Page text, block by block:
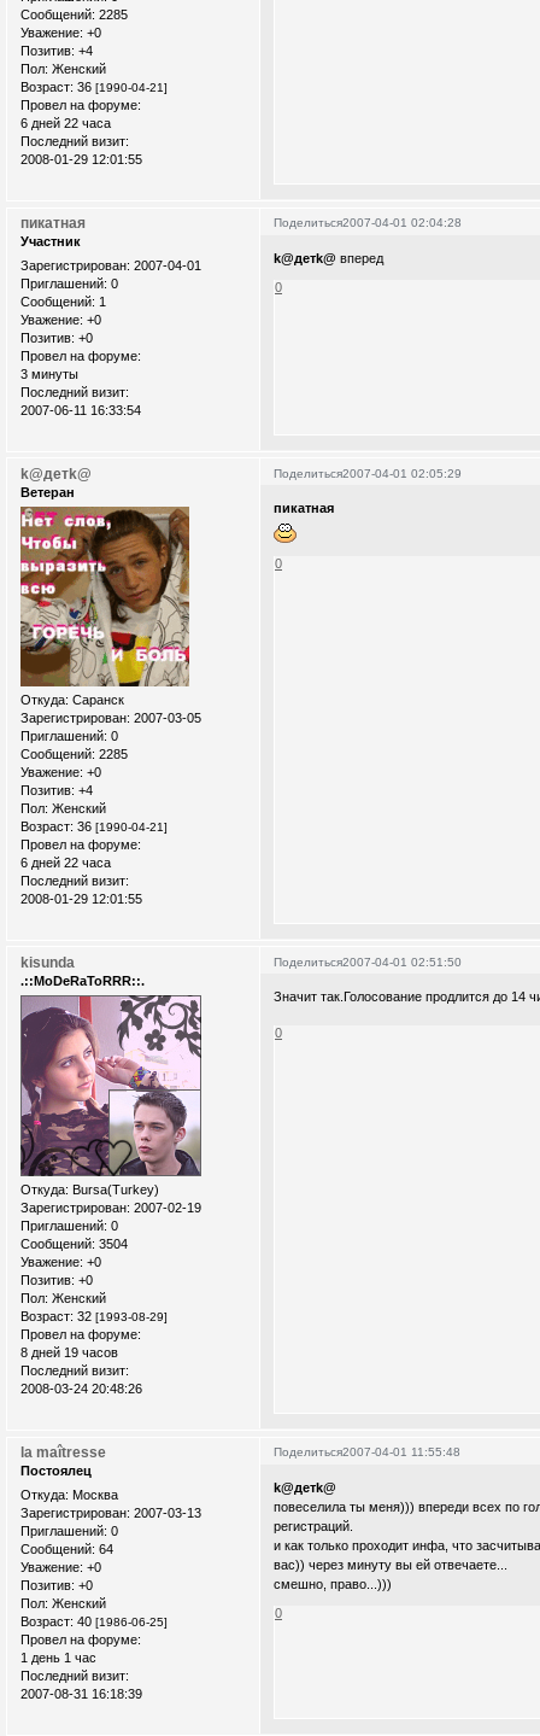
Сообщений: 2285
Уважение: +0
Позитив: +4
Пол: Женский
Возраст: 36 [1990-04-21]
Провел на форуме:
6 дней 22 часа
Последний визит:
2008-01-29 12:01:55
Поделиться2007-04-01 02:04:28
пикатная
Участник
Зарегистрирован: 2007-04-01
Приглашений: 0
Сообщений: 1
Уважение: +0
Позитив: +0
Провел на форуме:
3 минуты
Последний визит:
2007-06-11 16:33:54
k@детk@ вперед
0
Поделиться2007-04-01 02:05:29
k@детk@
Ветеран
Откуда: Саранск
Зарегистрирован: 2007-03-05
Приглашений: 0
Сообщений: 2285
Уважение: +0
Позитив: +4
Пол: Женский
Возраст: 36 [1990-04-21]
Провел на форуме:
6 дней 22 часа
Последний визит:
2008-01-29 12:01:55
пикатная
0
Поделиться2007-04-01 02:51:50
kisunda
.::MoDeRaToRRR::.
Откуда: Bursa(Turkey)
Зарегистрирован: 2007-02-19
Приглашений: 0
Сообщений: 3504
Уважение: +0
Позитив: +0
Пол: Женский
Возраст: 32 [1993-08-29]
Провел на форуме:
8 дней 19 часов
Последний визит:
2008-03-24 20:48:26
Значит так.Голосование продлится до 14
0
Поделиться2007-04-01 11:55:48
la maîtresse
Постоялец
Откуда: Москва
Зарегистрирован: 2007-03-13
Приглашений: 0
Сообщений: 64
Уважение: +0
Позитив: +0
Пол: Женский
Возраст: 40 [1986-06-25]
Провел на форуме:
1 день 1 час
Последний визит:
2007-08-31 16:18:39
k@детk@
повеселила ты меня))) впереди всех по
регистраций.
и как только проходит инфа, что
вас)) через минуту вы ей отвечаете...
смешно, право...)))
0